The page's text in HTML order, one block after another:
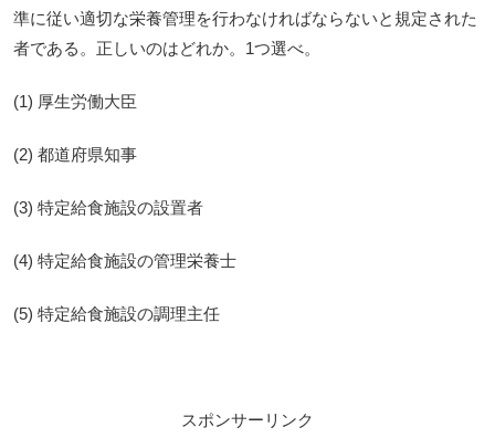
準に従い適切な栄養管理を行わなければならないと規定された
者である。正しいのはどれか。1つ選べ。
(1) 厚生労働大臣
(2) 都道府県知事
(3) 特定給食施設の設置者
(4) 特定給食施設の管理栄養士
(5) 特定給食施設の調理主任
スポンサーリンク